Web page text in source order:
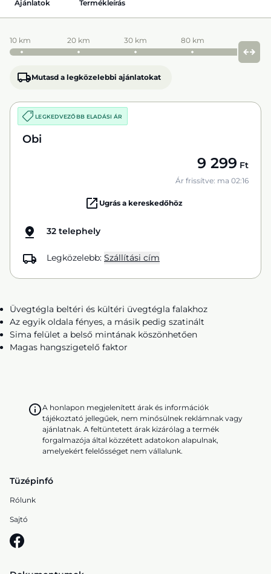
Ajánlatok Termékleírás
10 km 20 km 30 km 80 km
Mutasd a legközelebbi ajánlatokat
LEGKEDVEZŐBB ELADÁSI ÁR
Obi
9 299 Ft
Ár frissítve: ma 02:16
Ugrás a kereskedőhöz
32 telephely
Legközelebb: Szállítási cím
Üvegtégla beltéri és kültéri üvegtégla falakhoz
Az egyik oldala fényes, a másik pedig szatinált
Sima felület a belső mintának köszönhetően
Magas hangszigetelő faktor
A honlapon megjelenített árak és információk
tájékoztató jellegűek, nem minősülnek reklámnak vagy
ajánlatnak. A feltüntetett árak kizárólag a termék
forgalmazója által közzétett adatokon alapulnak,
amelyekért felelősséget nem vállalunk.
Tüzépinfó
Rólunk
Sajtó